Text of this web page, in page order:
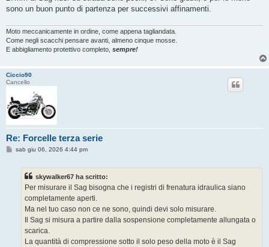
sono un buon punto di partenza per successivi affinamenti.
Moto meccanicamente in ordine, come appena tagliandata.
Come negli scacchi pensare avanti, almeno cinque mosse.
E abbigliamento protettivo completo, sempre!
Ciccio90
Cancello
Re: Forcelle terza serie
Msab giu 06, 2026 4:44 pm
skywalker67 ha scritto:
Per misurare il Sag bisogna che i registri di frenatura idraulica siano
completamente aperti.
Ma nel tuo caso non ce ne sono, quindi devi solo misurare.
Il Sag si misura a partire dalla sospensione completamente allungata o
scarica.
La quantità di compressione sotto il solo peso della moto è il Sag